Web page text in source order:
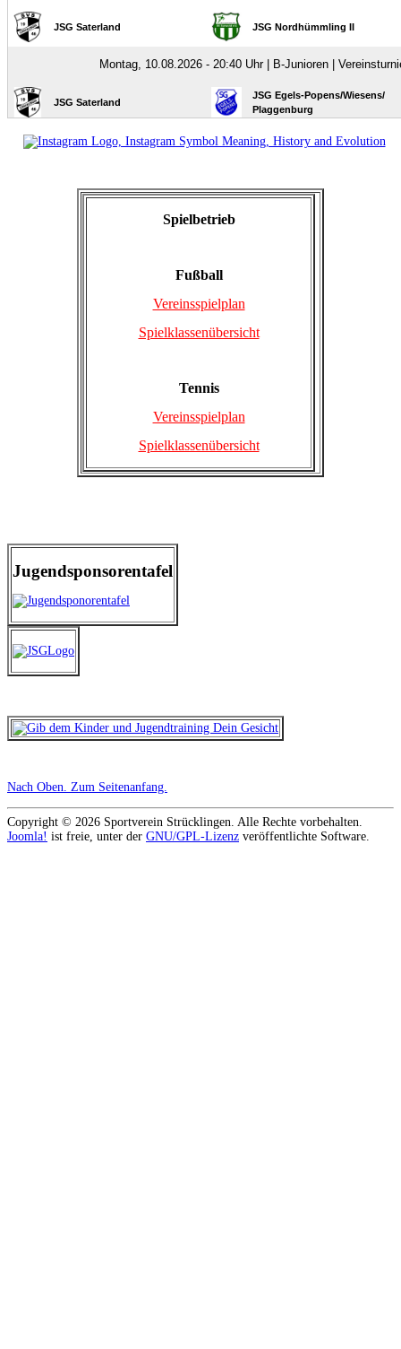
Spielbetrieb
Fußball
Vereinsspielplan
Spielklassenübersicht
Tennis
Vereinsspielplan
Spielklassenübersicht
Jugendsponsorentafel
Nach Oben . Zum Seitenanfang.
Copyright © 2026 Sportverein Strücklingen. Alle Rechte vorbehalten.
Joomla! ist freie, unter der GNU/GPL-Lizenz veröffentlichte Software.